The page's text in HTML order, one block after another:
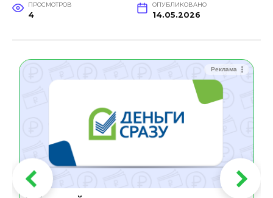
ПРОСМОТРОВ
4
ОПУБЛИКОВАНО
14.05.2026
Реклама